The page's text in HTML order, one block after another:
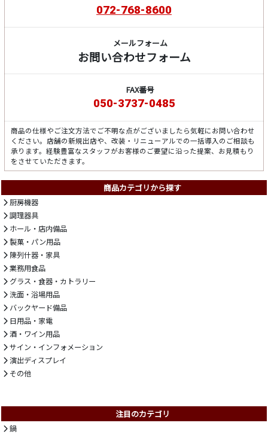
072-768-8600
メールフォーム
お問い合わせフォーム
FAX番号
050-3737-0485
商品の仕様やご注文方法でご不明な点がございましたら気軽にお問い合わせ
ください。店舗の新規出店や、改装・リニューアルでの一括導入のご相談も
承ります。経験豊富なスタッフがお客様のご要望に沿った提案、お見積もり
をさせていただきます。
商品カテゴリから探す
厨房機器
調理器具
ホール・店内備品
製菓・パン用品
陳列什器・家具
業務用食品
グラス・食器・カトラリー
洗面・浴場用品
バックヤード備品
日用品・家電
酒・ワイン用品
サイン・インフォメーション
演出ディスプレイ
その他
注目のカテゴリ
鍋